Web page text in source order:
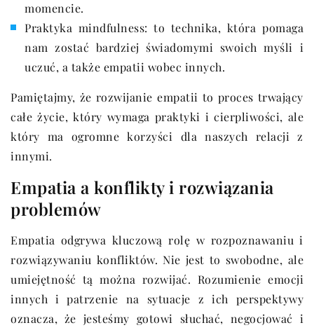
momencie.
Praktyka mindfulness: to technika, która pomaga
nam zostać bardziej świadomymi swoich myśli i
uczuć, a także empatii wobec innych.
Pamiętajmy, że rozwijanie empatii to proces trwający
całe życie, który wymaga praktyki i cierpliwości, ale
który ma ogromne korzyści dla naszych relacji z
innymi.
Empatia a konflikty i rozwiązania
problemów
Empatia odgrywa kluczową rolę w rozpoznawaniu i
rozwiązywaniu konfliktów. Nie jest to swobodne, ale
umiejętność tą można rozwijać. Rozumienie emocji
innych i patrzenie na sytuacje z ich perspektywy
oznacza, że jesteśmy gotowi słuchać, negocjować i